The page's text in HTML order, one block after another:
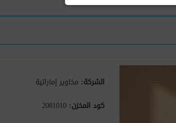
الشركة: مخاوير إماراتية
كود المخزن: 2081010